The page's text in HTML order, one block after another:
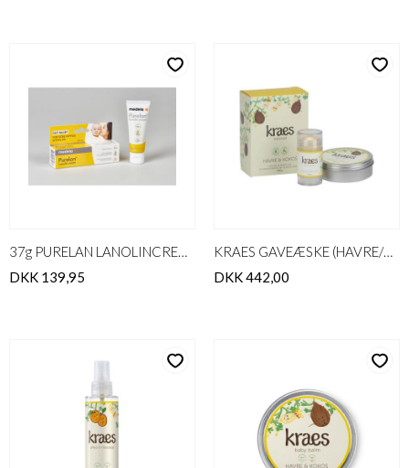
37g PURELAN LANOLINCREME
DKK 139,95
KRAES GAVEÆSKE (HAVRE/KOKOS, BABY BALM & GLADE KINDER)
DKK 442,00